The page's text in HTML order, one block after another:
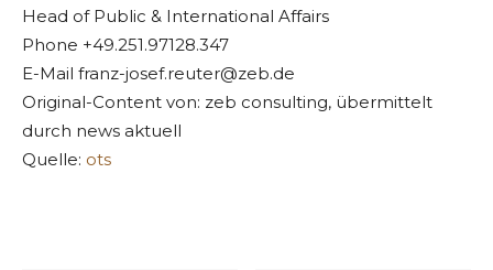
Head of Public & International Affairs
Phone +49.251.97128.347
E-Mail franz-josef.reuter@zeb.de
Original-Content von: zeb consulting, übermittelt
durch news aktuell
Quelle: ots